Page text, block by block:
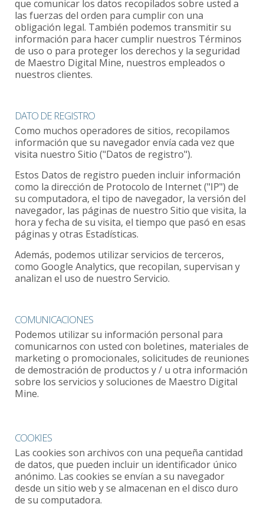
que comunicar los datos recopilados sobre usted a
las fuerzas del orden para cumplir con una
obligación legal. También podemos transmitir su
información para hacer cumplir nuestros Términos
de uso o para proteger los derechos y la seguridad
de Maestro Digital Mine, nuestros empleados o
nuestros clientes.
DATO DE REGISTRO
Como muchos operadores de sitios, recopilamos
información que su navegador envía cada vez que
visita nuestro Sitio ("Datos de registro").
Estos Datos de registro pueden incluir información
como la dirección de Protocolo de Internet ("IP") de
su computadora, el tipo de navegador, la versión del
navegador, las páginas de nuestro Sitio que visita, la
hora y fecha de su visita, el tiempo que pasó en esas
páginas y otras Estadísticas.
Además, podemos utilizar servicios de terceros,
como Google Analytics, que recopilan, supervisan y
analizan el uso de nuestro Servicio.
COMUNICACIONES
Podemos utilizar su información personal para
comunicarnos con usted con boletines, materiales de
marketing o promocionales, solicitudes de reuniones
de demostración de productos y / u otra información
sobre los servicios y soluciones de Maestro Digital
Mine.
COOKIES
Las cookies son archivos con una pequeña cantidad
de datos, que pueden incluir un identificador único
anónimo. Las cookies se envían a su navegador
desde un sitio web y se almacenan en el disco duro
de su computadora.